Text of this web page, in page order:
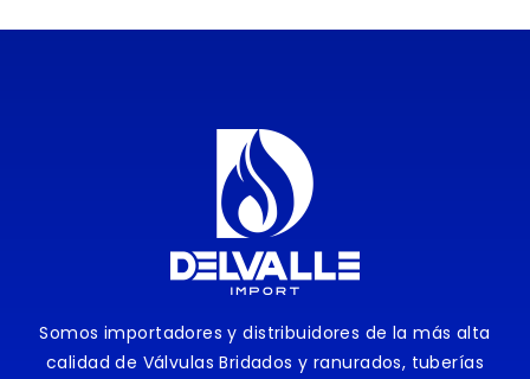
Somos importadores y distribuidores de la más alta
calidad de Válvulas Bridados y ranurados, tuberías